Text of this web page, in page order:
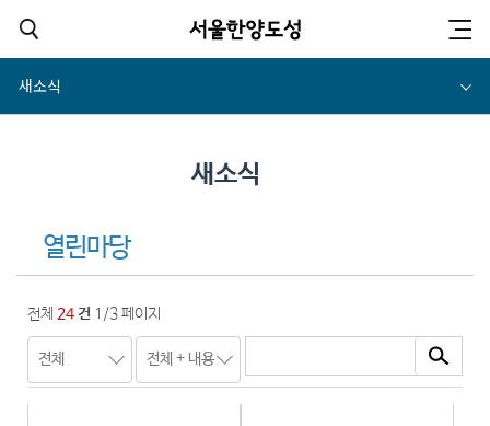
새소식
열린마당
새소식
전체 24건 1/3 페이지